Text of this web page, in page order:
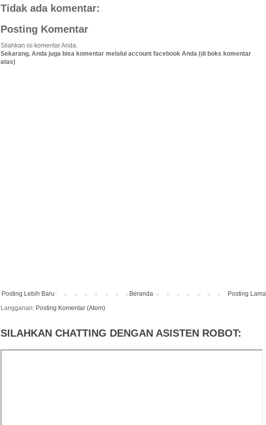
Tidak ada komentar:
Posting Komentar
Silahkan isi komentar Anda.
Sekarang, Anda juga bisa komentar melalui account facebook Anda (di boks komentar
atas)
Posting Lebih Baru Posting Lama
Beranda
Langganan: Posting Komentar (Atom)
SILAHKAN CHATTING DENGAN ASISTEN ROBOT: